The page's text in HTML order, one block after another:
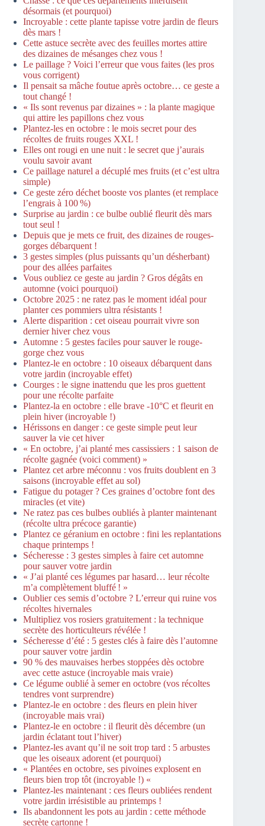
désormais (et pourquoi)
Incroyable : cette plante tapisse votre jardin de fleurs
dès mars !
Cette astuce secrète avec des feuilles mortes attire
des dizaines de mésanges chez vous !
Le paillage ? Voici l’erreur que vous faites (les pros
vous corrigent)
Il pensait sa mâche foutue après octobre… ce geste a
tout changé !
« Ils sont revenus par dizaines » : la plante magique
qui attire les papillons chez vous
Plantez-les en octobre : le mois secret pour des
récoltes de fruits rouges XXL !
Elles ont rougi en une nuit : le secret que j’aurais
voulu savoir avant
Ce paillage naturel a décuplé mes fruits (et c’est ultra
simple)
Ce geste zéro déchet booste vos plantes (et remplace
l’engrais à 100 %)
Surprise au jardin : ce bulbe oublié fleurit dès mars
tout seul !
Depuis que je mets ce fruit, des dizaines de rouges-
gorges débarquent !
3 gestes simples (plus puissants qu’un désherbant)
pour des allées parfaites
Vous oubliez ce geste au jardin ? Gros dégâts en
automne (voici pourquoi)
Octobre 2025 : ne ratez pas le moment idéal pour
planter ces pommiers ultra résistants !
Alerte disparition : cet oiseau pourrait vivre son
dernier hiver chez vous
Automne : 5 gestes faciles pour sauver le rouge-
gorge chez vous
Plantez-le en octobre : 10 oiseaux débarquent dans
votre jardin (incroyable effet)
Courges : le signe inattendu que les pros guettent
pour une récolte parfaite
Plantez-la en octobre : elle brave -10°C et fleurit en
plein hiver (incroyable !)
Hérissons en danger : ce geste simple peut leur
sauver la vie cet hiver
« En octobre, j’ai planté mes cassissiers : 1 saison de
récolte gagnée (voici comment) »
Plantez cet arbre méconnu : vos fruits doublent en 3
saisons (incroyable effet au sol)
Fatigue du potager ? Ces graines d’octobre font des
miracles (et vite)
Ne ratez pas ces bulbes oubliés à planter maintenant
(récolte ultra précoce garantie)
Plantez ce géranium en octobre : fini les replantations
chaque printemps !
Sécheresse : 3 gestes simples à faire cet automne
pour sauver votre jardin
« J’ai planté ces légumes par hasard… leur récolte
m’a complètement bluffé ! »
Oublier ces semis d’octobre ? L’erreur qui ruine vos
récoltes hivernales
Multipliez vos rosiers gratuitement : la technique
secrète des horticulteurs révélée !
Sécheresse d’été : 5 gestes clés à faire dès l’automne
pour sauver votre jardin
90 % des mauvaises herbes stoppées dès octobre
avec cette astuce (incroyable mais vraie)
Ce légume oublié à semer en octobre (vos récoltes
tendres vont surprendre)
Plantez-le en octobre : des fleurs en plein hiver
(incroyable mais vrai)
Plantez-le en octobre : il fleurit dès décembre (un
jardin éclatant tout l’hiver)
Plantez-les avant qu’il ne soit trop tard : 5 arbustes
que les oiseaux adorent (et pourquoi)
« Plantées en octobre, ses pivoines explosent en
fleurs bien trop tôt (incroyable !) «
Plantez-les maintenant : ces fleurs oubliées rendent
votre jardin irrésistible au printemps !
Ils abandonnent les pots au jardin : cette méthode
secrète cartonne !